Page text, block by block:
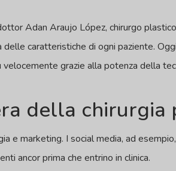
Adan Araujo López, chirurgo
caratteristiche di ogni paziente.
grazie alla potenza della
della chirurgia
e marketing. I social media, ad
ancor prima che entrino in clinica.